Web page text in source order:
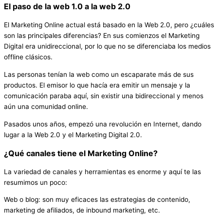
El paso de la web 1.0 a la web 2.0
El Marketing Online actual está basado en la Web 2.0, pero ¿cuáles
son las principales diferencias? En sus comienzos el Marketing
Digital era unidireccional, por lo que no se diferenciaba los medios
offline clásicos.
Las personas tenían la web como un escaparate más de sus
productos. El emisor lo que hacía era emitir un mensaje y la
comunicación paraba aquí, sin existir una bidireccional y menos
aún una comunidad online.
Pasados unos años, empezó una revolución en Internet, dando
lugar a la Web 2.0 y el Marketing Digital 2.0.
¿Qué canales tiene el Marketing Online?
La variedad de canales y herramientas es enorme y aquí te las
resumimos un poco:
Web o blog: son muy eficaces las estrategias de contenido,
marketing de afiliados, de inbound marketing, etc.